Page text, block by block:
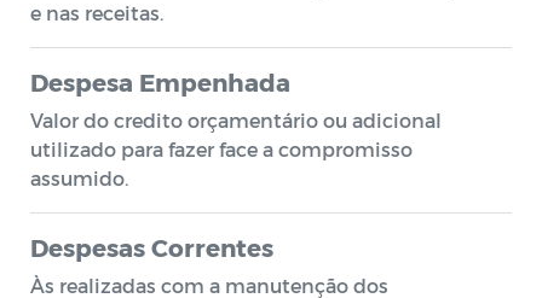
e nas receitas.
Despesa Empenhada
Valor do credito orçamentário ou adicional
utilizado para fazer face a compromisso
assumido.
Despesas Correntes
Às realizadas com a manutenção dos